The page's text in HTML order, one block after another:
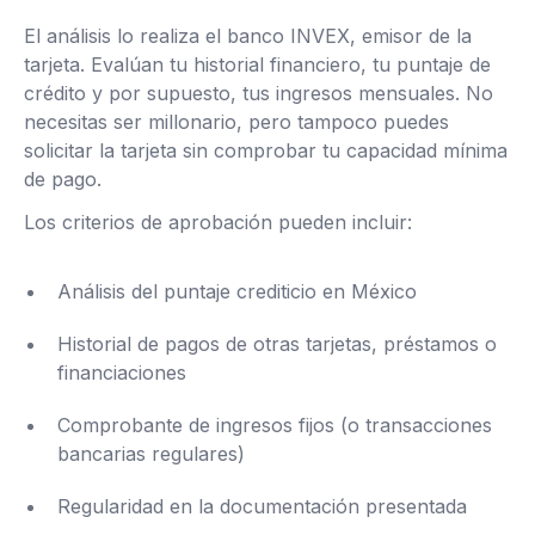
El análisis lo realiza el banco INVEX, emisor de la
tarjeta. Evalúan tu historial financiero, tu puntaje de
crédito y por supuesto, tus ingresos mensuales. No
necesitas ser millonario, pero tampoco puedes
solicitar la tarjeta sin comprobar tu capacidad mínima
de pago.
Los criterios de aprobación pueden incluir:
Análisis del puntaje crediticio en México
Historial de pagos de otras tarjetas, préstamos o
financiaciones
Comprobante de ingresos fijos (o transacciones
bancarias regulares)
Regularidad en la documentación presentada